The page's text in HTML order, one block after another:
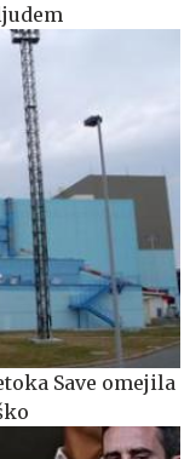
Save omejila